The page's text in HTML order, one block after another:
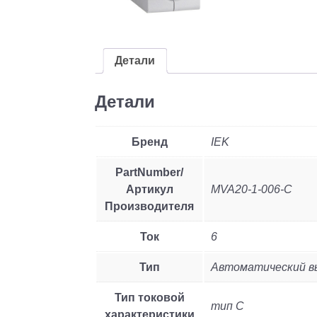
Детали
Детали
Бренд IEK
PartNumber/
Артикул
Производителя
MVA20-1-006-C
Ток 6
Тип Автоматический
Тип токовой
характеристики
тип C